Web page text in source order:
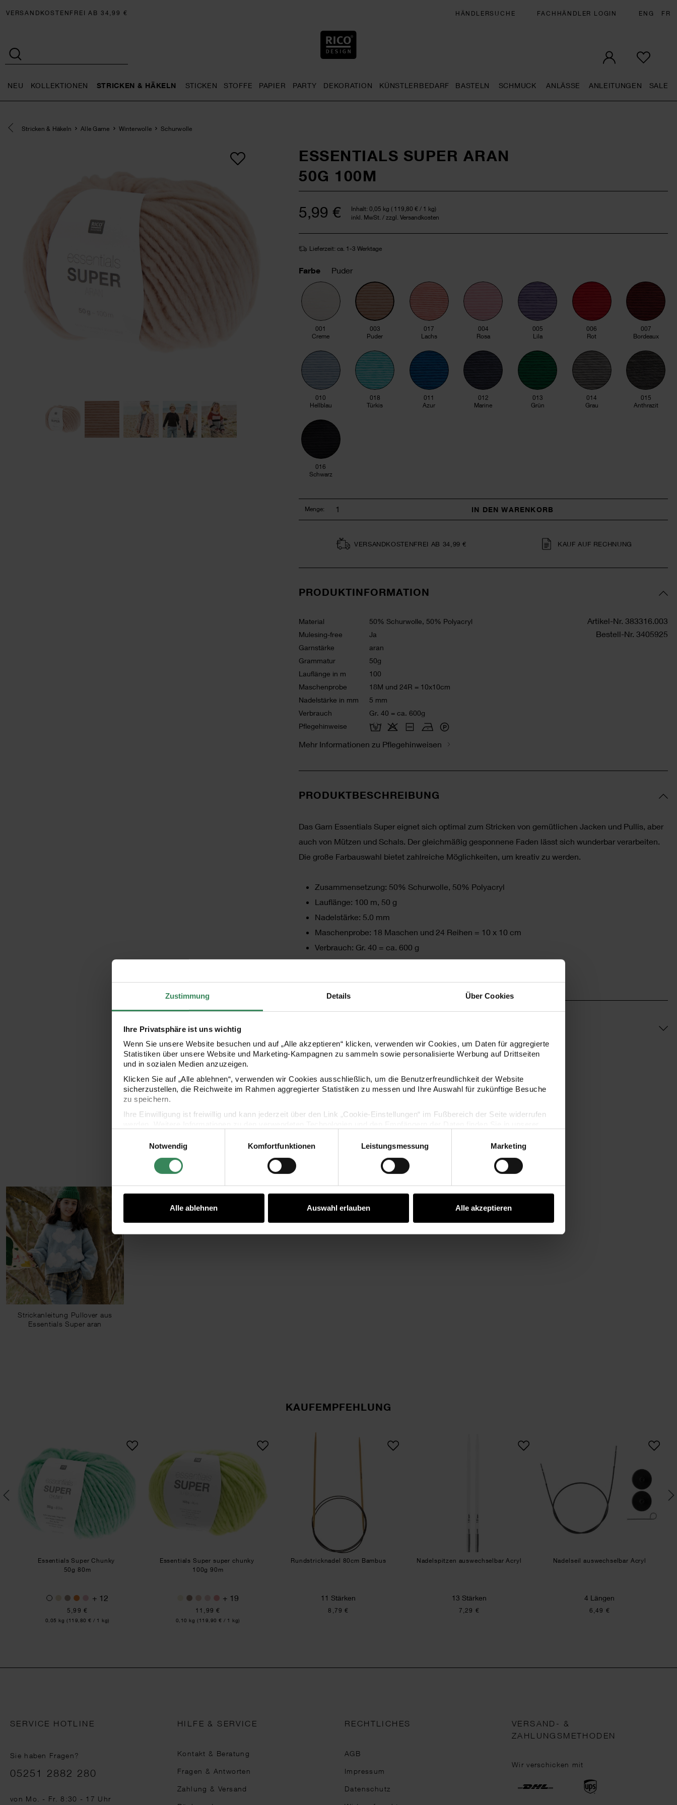
Zustimmung Details Über Cookies
Ihre Privatsphäre ist uns wichtig
Wenn Sie unsere Website besuchen und auf „Alle akzeptieren“ klicken, verwenden wir Cookies, um Daten für aggregierte
Statistiken über unsere Website und Marketing-Kampagnen zu sammeln sowie personalisierte Werbung auf Drittseiten
und in sozialen Medien anzuzeigen.
Klicken Sie auf „Alle ablehnen“, verwenden wir Cookies ausschließlich, um die Benutzerfreundlichkeit der Website
sicherzustellen, die Reichweite im Rahmen aggregierter Statistiken zu messen und Ihre Auswahl für zukünftige Besuche
zu speichern.
Ihre Einwilligung ist freiwillig und kann jederzeit über den Link „Cookie-Einstellungen“ im Fußbereich der Seite widerrufen
Impressum
Datenschutz Vertrag widerrufen
Notwendig
Komfortfunktionen Leistungsmessung Marketing
Alle ablehnen Auswahl erlauben Alle akzeptieren
VERSANDKOSTENFREI AB 34,99 € HÄNDLERSUCHE FACHHÄNDLER LOGIN ENG FR
NEU KOLLEKTIONEN STRICKEN & HÄKELN STICKEN STOFFE PAPIER PARTY DEKORATION KÜNSTLERBEDARF BASTELN SCHMUCK ANLÄSSE ANLEITUNGEN SALE
Eine Kategorie zurück navigieren
Stricken & Häkeln Alle Garne Winterwolle Schurwolle
ESSENTIALS SUPER ARAN
50G 100M
5,99 € Inhalt: 0,05 kg ( 119,80 € / 1 kg)
inkl. MwSt. / zzgl. Versandkosten
Lieferzeit: ca. 1-3 Werktage
Farbe Puder
001
Creme
003
Puder
017
Lachs
004
Rosa
005
Lila
006
Rot
007
Bordeaux
010
Hellblau
018
Türkis
011
Azur
012
Marine
013
Grün
014
Grau
015
Anthrazit
016
Schwarz
Menge: IN DEN WARENKORB
VERSAND­KOSTEN­FREI AB 34,99 € KAUF AUF RECHNUNG
PRODUKTINFORMATION
Material
50% Schurwolle, 50% Polyacryl
Mulesing-free
Ja
Garnstärke
aran
Grammatur
50g
Lauflänge in m
100
Maschenprobe
18M und 24R = 10x10cm
Nadelstärke in mm
5 mm
Verbrauch
Gr. 40 = ca. 600g
Pflegehinweise
Mehr Informationen zu Pflegehinweisen
Artikel-Nr. 383316.003
Bestell-Nr. 3405925
PRODUKTBESCHREIBUNG
Das Garn Essentials Super eignet sich optimal zum Stricken von gemütlichen Jacken und Pullis, aber
auch von Mützen und Schals. Der gleichmäßig gesponnene Faden lässt sich wunderbar verarbeiten.
Die große Farbauswahl bietet zahlreiche Möglichkeiten, um kreativ zu werden.
Zusammensetzung: 50% Schurwolle, 50% Polyacryl
Lauflänge: 100 m, 50 g
Nadelstärke: 5.0 mm
Maschenprobe: 18 Maschen und 24 Reihen = 10 x 10 cm
Verbrauch: Gr. 40 = ca. 600 g
Pflege: Handwäsche
KOSTENLOSE ANLEITUNGEN
Strickanleitung Pullover aus
Essentials Super aran
KAUFEMPFEHLUNG
Essentials Super Chunky
50g 80m
+ 12
5,99 €
Inhalt:
0,05 kg (119,80 € / 1 kg)
Essentials Super super chunky
Essentials Super super chunky
100g 90m
+ 19
11,99 €
Inhalt:
0,10 kg (119,90 € / 1 kg)
Rundstricknadel 80cm Bambus
Rundstricknadel 80cm Bambus
11 Stärken
8,79 €
Nadelspitzen auswechselbar Acryl
13 Stärken
7,29 €
Nadelseil auswechselbar Acryl
4 Längen
6,49 €
SERVICE HOTLINE
Sie haben Fragen?
Telefonnummer
05251 2882 280
von Mo. - Fr. 8:30 - 17 Uhr
HILFE & SERVICE
Kontakt & Beratung
Fragen & Antworten
Zahlung & Versand
RECHTLICHES
AGB
Impressum
Datenschutz
VERSAND- &
ZAHLUNGSMETHODEN
Wir verschicken mit